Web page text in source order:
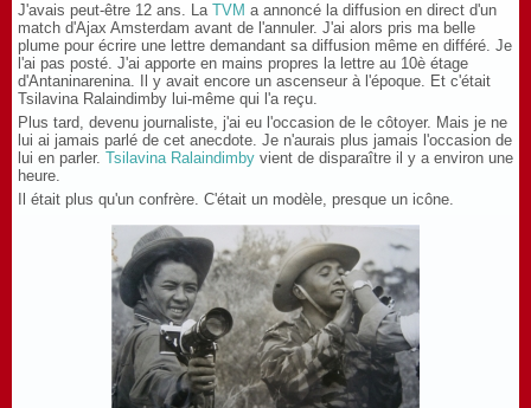
J'avais peut-être 12 ans. La TVM a annoncé la diffusion en direct d'un
match d'Ajax Amsterdam avant de l'annuler. J'ai alors pris ma belle
plume pour écrire une lettre demandant sa diffusion même en différé. Je
l'ai pas posté. J'ai apporte en mains propres la lettre au 10è étage
d'Antaninarenina. Il y avait encore un ascenseur à l'époque. Et c'était
Tsilavina Ralaindimby lui-même qui l'a reçu.
Plus tard, devenu journaliste, j'ai eu l'occasion de le côtoyer. Mais je ne
lui ai jamais parlé de cet anecdote. Je n'aurais plus jamais l'occasion de
lui en parler. Tsilavina Ralaindimby vient de disparaître il y a environ une
heure.
Il était plus qu'un confrère. C'était un modèle, presque un icône.